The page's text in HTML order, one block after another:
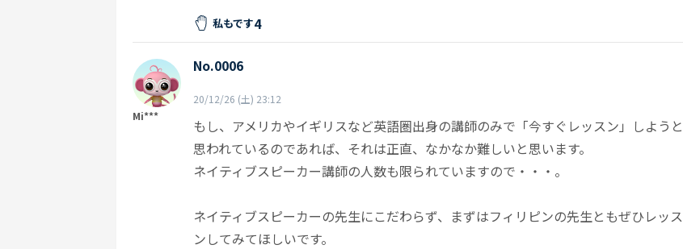
私もです4
Mi***
No.0006
20/12/26 (土) 23:12
もし、アメリカやイギリスなど英語圏出身の講師のみで「今すぐレッスン」しようと
思われているのであれば、それは正直、なかなか難しいと思います。
ネイティブスピーカー講師の人数も限られていますので・・・。
ネイティブスピーカーの先生にこだわらず、まずはフィリピンの先生ともぜひレッス
ンしてみてほしいです。